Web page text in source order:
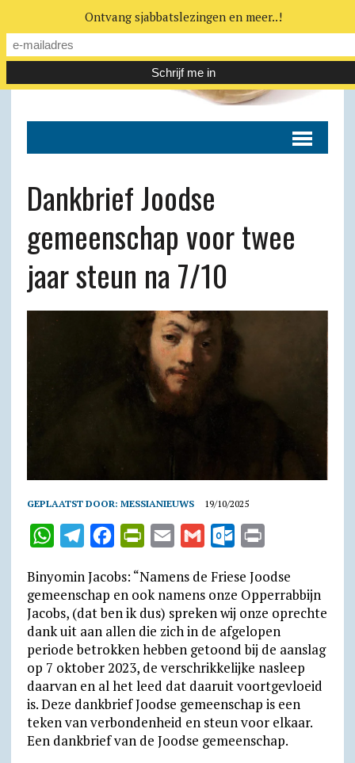
Dankbrief Joodse
gemeenschap voor twee
jaar steun na 7/10
GEPLAATST DOOR: MESSIANIEUWS 19/10/2025
W
a
t
s
A
p
p
T
l
e
g
r
a
m
c
e
b
o
o
k
i
n
t
F
r
i
e
n
a
i
l
a
i
l
t
l
o
o
k
.
c
o
i
n
t
Binyomin Jacobs: “Namens de Friese Joodse
gemeenschap en ook namens onze Opperrabbijn
Jacobs, (dat ben ik dus) spreken wij onze oprechte
dank uit aan allen die zich in de afgelopen
periode betrokken hebben getoond bij de aanslag
op 7 oktober 2023, de verschrikkelijke nasleep
daarvan en al het leed dat daaruit voortgevloeid
is. Deze dankbrief Joodse gemeenschap is een
teken van verbondenheid en steun voor elkaar.
Een dankbrief van de Joodse gemeenschap.
Ontvang sjabbatslezingen en meer..!